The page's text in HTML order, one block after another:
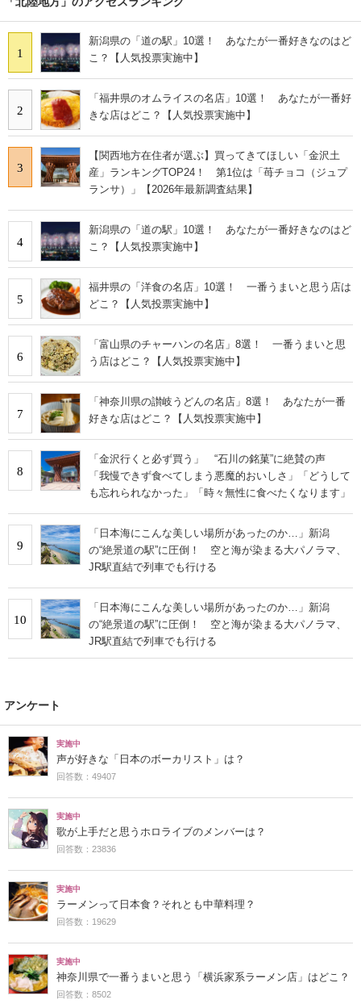
1
新潟県の「道の駅」10選！ あなたが一番好きなのはど
こ？【人気投票実施中】
2
「福井県のオムライスの名店」10選！ あなたが一番好
きな店はどこ？【人気投票実施中】
3
【関西地方在住者が選ぶ】買ってきてほしい「金沢土
産」ランキングTOP24！ 第1位は「苺チョコ（ジュプ
ランサ）」【2026年最新調査結果】
4
新潟県の「道の駅」10選！ あなたが一番好きなのはど
こ？【人気投票実施中】
5
福井県の「洋食の名店」10選！ 一番うまいと思う店は
どこ？【人気投票実施中】
6
「富山県のチャーハンの名店」8選！ 一番うまいと思
う店はどこ？【人気投票実施中】
7
「神奈川県の讃岐うどんの名店」8選！ あなたが一番
好きな店はどこ？【人気投票実施中】
8
「金沢行くと必ず買う」 “石川の銘菓”に絶賛の声
「我慢できず食べてしまう悪魔的おいしさ」「どうして
も忘れられなかった」「時々無性に食べたくなります」
9
「日本海にこんな美しい場所があったのか…」新潟
の“絶景道の駅”に圧倒！ 空と海が染まる大パノラマ、
JR駅直結で列車でも行ける
10
「日本海にこんな美しい場所があったのか…」新潟
の“絶景道の駅”に圧倒！ 空と海が染まる大パノラマ、
JR駅直結で列車でも行ける
アンケート
実施中
声が好きな「日本のボーカリスト」は？
回答数：49407
実施中
歌が上手だと思うホロライブのメンバーは？
回答数：23836
実施中
ラーメンって日本食？それとも中華料理？
回答数：19629
実施中
神奈川県で一番うまいと思う「横浜家系ラーメン店」はどこ？
回答数：8502